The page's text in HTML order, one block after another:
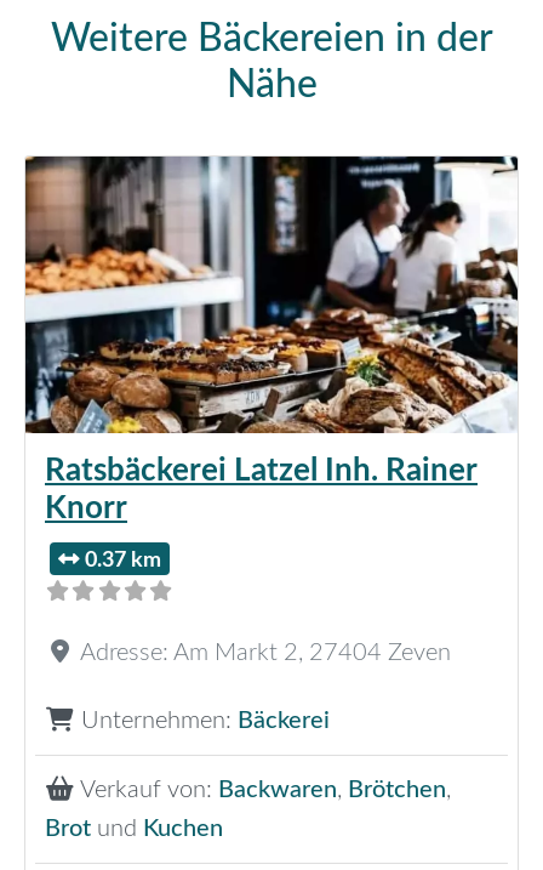
Weitere Bäckereien in der
Nähe
Ratsbäckerei Latzel Inh. Rainer
Knorr
0.37 km
Adresse: Am Markt 2, 27404 Zeven
Unternehmen: Bäckerei
Verkauf von: Backwaren, Brötchen,
Brot und Kuchen